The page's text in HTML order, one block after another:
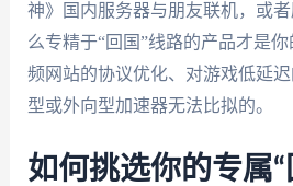
神》国内服务器与朋友联机，或
么专精于“回国”线路的产品才是
频网站的协议优化、对游戏低延
型或外向型加速器无法比拟的。
如何挑选你的专属“